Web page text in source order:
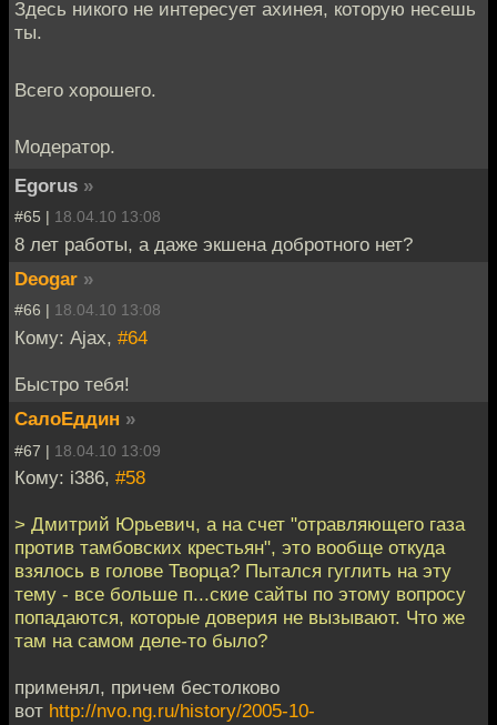
Здесь никого не интересует ахинея, которую несешь
ты.
Всего хорошего.
Модератор.
Egorus »
#65 | 18.04.10 13:08
8 лет работы, а даже экшена добротного нет?
Deogar »
#66 | 18.04.10 13:08
Кому: Ajax, #64
Быстро тебя!
СалоЕддин »
#67 | 18.04.10 13:09
Кому: i386, #58
> Дмитрий Юрьевич, а на счет "отравляющего газа
против тамбовских крестьян", это вообще откуда
взялось в голове Творца? Пытался гуглить на эту
тему - все больше п...ские сайты по этому вопросу
попадаются, которые доверия не вызывают. Что же
там на самом деле-то было?
применял, причем бестолково
вот http://nvo.ng.ru/history/2005-10-